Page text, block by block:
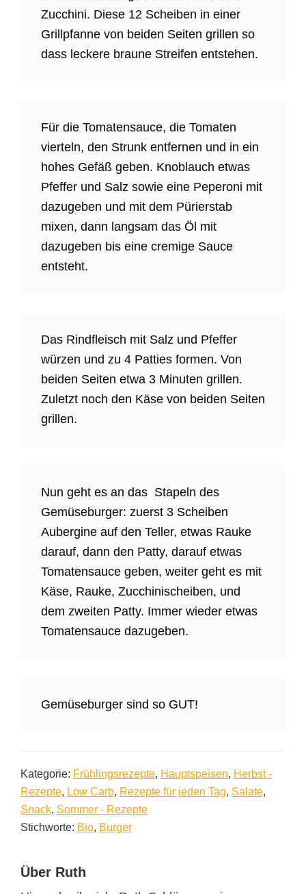
Zucchini. Diese 12 Scheiben in einer
Grillpfanne von beiden Seiten grillen so
dass leckere braune Streifen entstehen.
Für die Tomatensauce, die Tomaten
vierteln, den Strunk entfernen und in ein
hohes Gefäß geben. Knoblauch etwas
Pfeffer und Salz sowie eine Peperoni mit
dazugeben und mit dem Pürierstab
mixen, dann langsam das Öl mit
dazugeben bis eine cremige Sauce
entsteht.
Das Rindfleisch mit Salz und Pfeffer
würzen und zu 4 Patties formen. Von
beiden Seiten etwa 3 Minuten grillen.
Zuletzt noch den Käse von beiden Seiten
grillen.
Nun geht es an das Stapeln des
Gemüseburger: zuerst 3 Scheiben
Aubergine auf den Teller, etwas Rauke
darauf, dann den Patty, darauf etwas
Tomatensauce geben, weiter geht es mit
Käse, Rauke, Zucchinischeiben, und
dem zweiten Patty. Immer wieder etwas
Tomatensauce dazugeben.
Gemüseburger sind so GUT!
Kategorie: Frühlingsrezepte, Hauptspeisen, Herbst -
Rezepte, Low Carb, Rezepte für jeden Tag, Salate,
Snack, Sommer - Rezepte
Stichworte: Bio, Burger
Über Ruth